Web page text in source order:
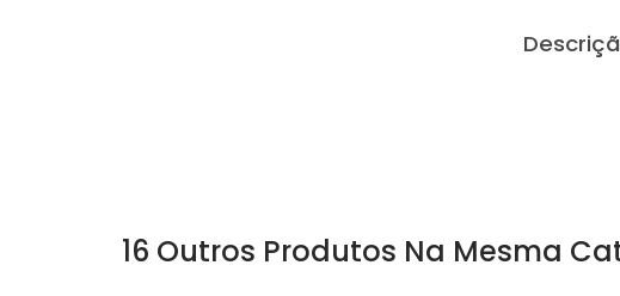
16 Outros Produtos Na Mesma